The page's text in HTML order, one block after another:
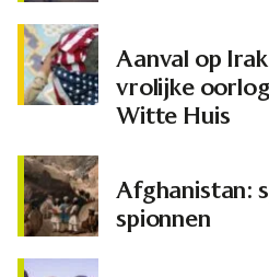
Aanval op
vrolijke
Witte Huis
Afghanistan:
spionnen